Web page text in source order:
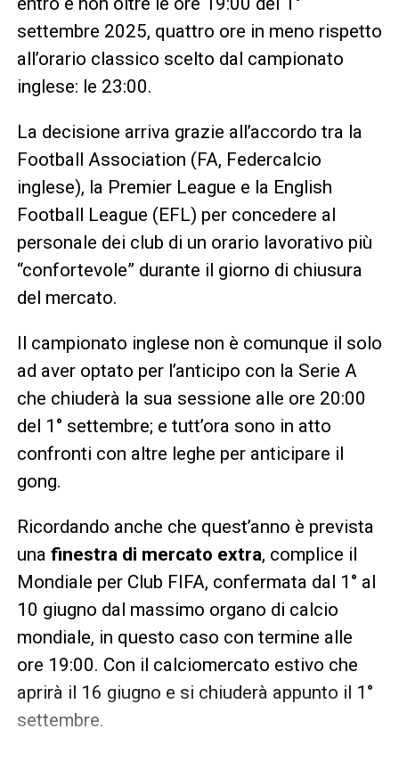
settembre 2025, quattro ore in meno rispetto
all’orario classico scelto dal campionato
inglese: le 23:00.
La decisione arriva grazie all’accordo tra la
Football Association (FA, Federcalcio
inglese), la Premier League e la English
Football League (EFL) per concedere al
personale dei club di un orario lavorativo più
“confortevole” durante il giorno di chiusura
del mercato.
Il campionato inglese non è comunque il solo
ad aver optato per l’anticipo con la Serie A
che chiuderà la sua sessione alle ore 20:00
del 1° settembre; e tutt’ora sono in atto
confronti con altre leghe per anticipare il
gong.
Ricordando anche che quest’anno è prevista
una finestra di mercato extra, complice il
Mondiale per Club FIFA, confermata dal 1° al
10 giugno dal massimo organo di calcio
mondiale, in questo caso con termine alle
ore 19:00. Con il calciomercato estivo che
aprirà il 16 giugno e si chiuderà appunto il 1°
settembre.